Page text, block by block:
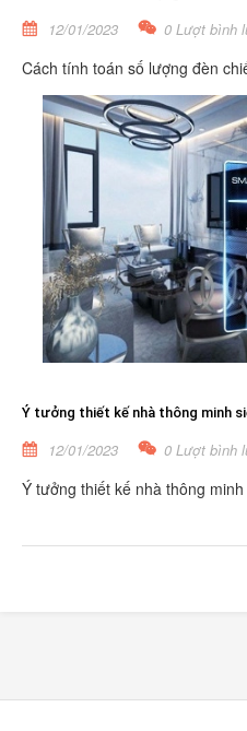
12/01/2023 0 Lượt bình
Cách tính toán số lượng đèn
Ý tưởng thiết kế nhà thông minh
12/01/2023 0 Lượt bình
Ý tưởng thiết kế nhà thông